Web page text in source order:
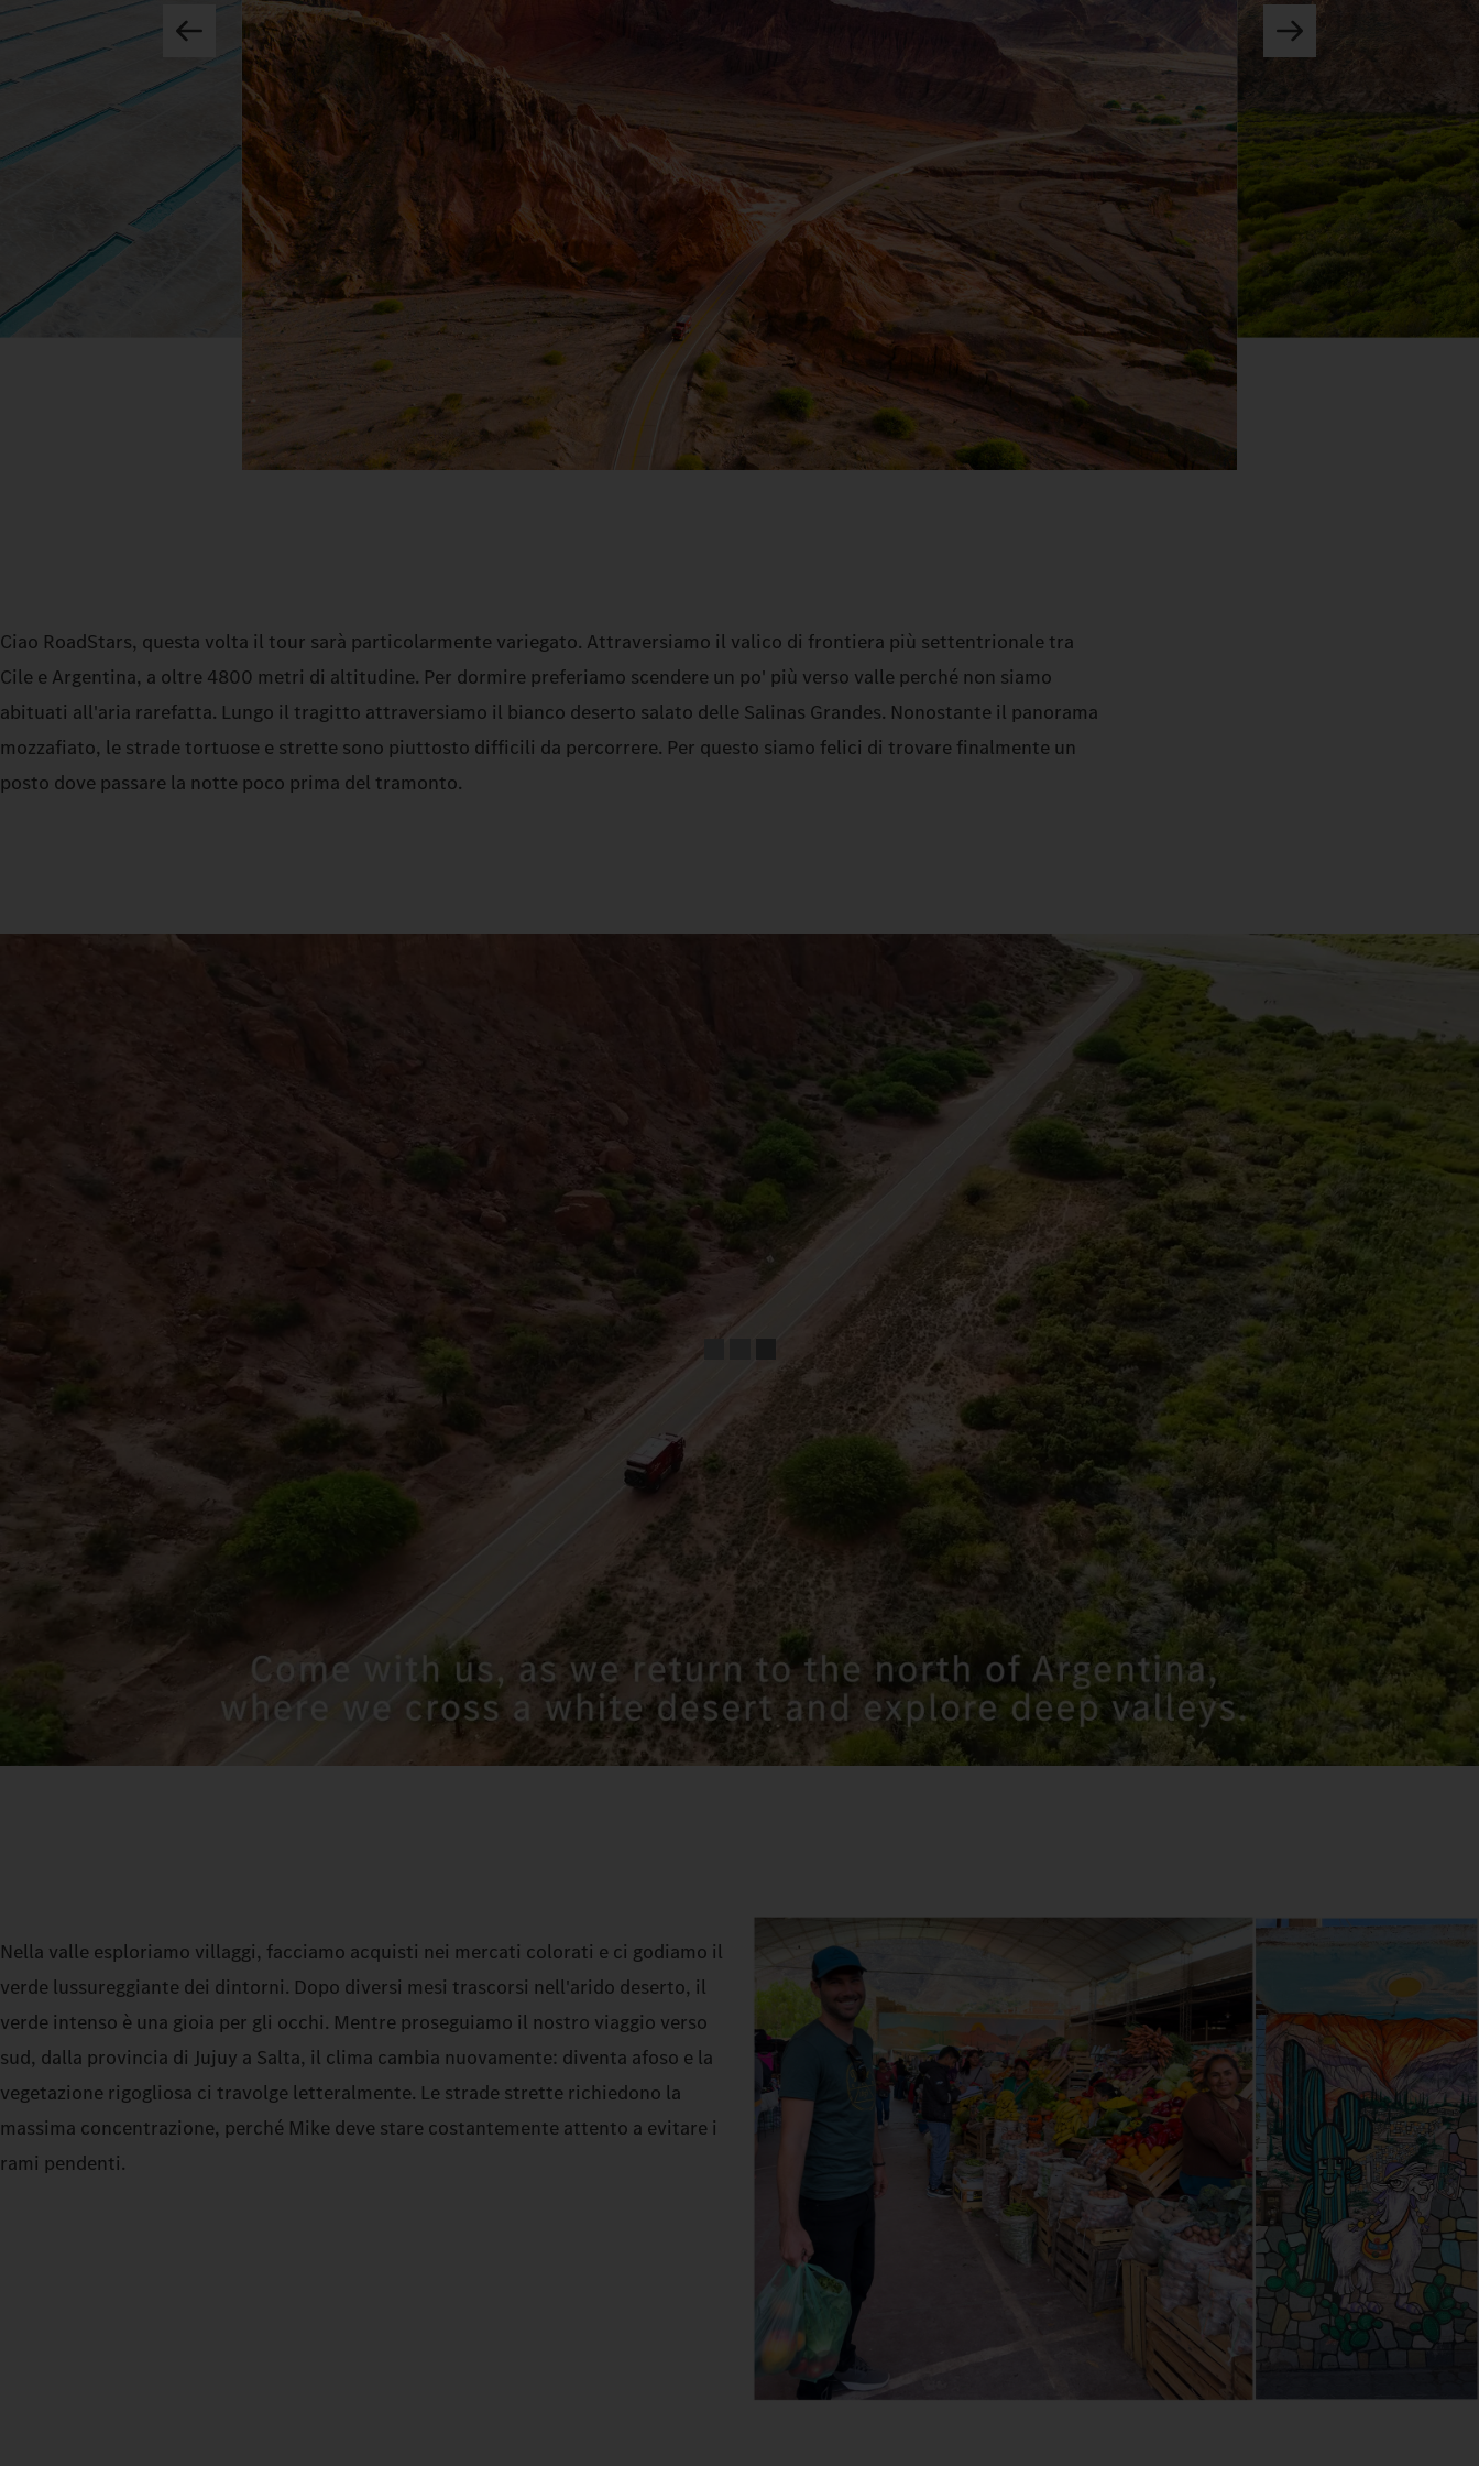
Ciao RoadStars, questa volta il tour sarà particolarmente variegato. Attraversiamo il valico di frontiera più settentrionale tra
Cile e Argentina, a oltre 4800 metri di altitudine. Per dormire preferiamo scendere un po' più verso valle perché non siamo
abituati all'aria rarefatta. Lungo il tragitto attraversiamo il bianco deserto salato delle Salinas Grandes. Nonostante il panorama
mozzafiato, le strade tortuose e strette sono piuttosto difficili da percorrere. Per questo siamo felici di trovare finalmente un
posto dove passare la notte poco prima del tramonto.
Nella valle esploriamo villaggi, facciamo acquisti nei mercati colorati e ci godiamo il
verde lussureggiante dei dintorni. Dopo diversi mesi trascorsi nell'arido deserto, il
verde intenso è una gioia per gli occhi. Mentre proseguiamo il nostro viaggio verso
sud, dalla provincia di Jujuy a Salta, il clima cambia nuovamente: diventa afoso e la
vegetazione rigogliosa ci travolge letteralmente. Le strade strette richiedono la
massima concentrazione, perché Mike deve stare costantemente attento a evitare i
rami pendenti.